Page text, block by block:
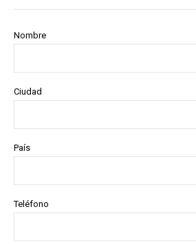
Noticias
Discografía
Cerrar Menu
Nombre
Ciudad
País
Teléfono